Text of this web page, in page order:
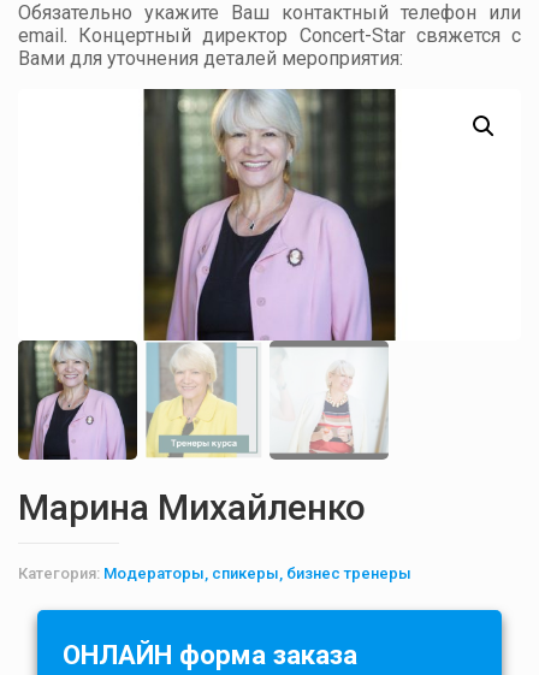
Обязательно укажите Ваш контактный телефон или
email. Концертный директор Concert-Star свяжется с
Вами для уточнения деталей мероприятия:
Марина Михайленко
Категория: Модераторы, спикеры, бизнес тренеры
ОНЛАЙН форма заказа